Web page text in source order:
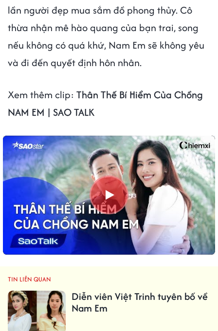
lần người đẹp mua sắm đồ phong thủy. Cô
thừa nhận mê hào quang của bạn trai, song
nếu không có quá khứ, Nam Em sẽ không yêu
và đi đến quyết định hôn nhân.
Xem thêm clip: Thân Thế Bí Hiểm Của Chồng
NAM EM | SAO TALK
TIN LIÊN QUAN
Diễn viên Việt Trinh tuyên bố về
Nam Em